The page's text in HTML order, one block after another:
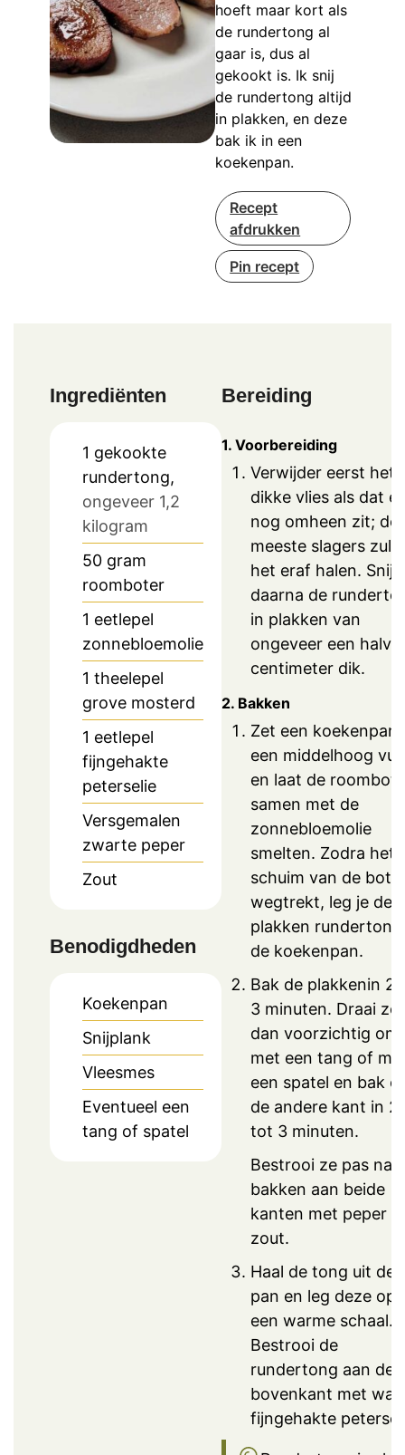
hoeft maar kort als
de rundertong al
gaar is, dus al
gekookt is. Ik snij
de rundertong altijd
in plakken, en deze
bak ik in een
koekenpan.
Recept
afdrukken
Pin recept
Ingrediënten
1 gekookte
rundertong,
ongeveer 1,2
kilogram
50 gram
roomboter
1 eetlepel
zonnebloemolie
1 theelepel
grove mosterd
1 eetlepel
fijngehakte
peterselie
Versgemalen
zwarte peper
Zout
Benodigdheden
Koekenpan
Snijplank
Vleesmes
Eventueel een
tang of spatel
Bereiding
1. Voorbereiding
Verwijder eerst het
dikke vlies als dat er
nog omheen zit; de
meeste slagers
het eraf halen. Snij
daarna de
in plakken van
ongeveer een halve
centimeter dik.
2. Bakken
Zet een koekenpan
een middelhoog
en laat de
samen met de
zonnebloemolie
smelten. Zodra het
schuim van de
wegtrekt, leg je de
plakken
de koekenpan.
Bak de plakkenin 2
3 minuten. Draai ze
dan voorzichtig om
met een tang of
een spatel en bak
de andere kant in 2
tot 3 minuten.
Bestrooi ze pas na
bakken aan beide
kanten met peper
zout.
Haal de tong uit de
pan en leg deze op
een warme schaal.
Bestrooi de
rundertong aan de
bovenkant met wat
fijngehakte